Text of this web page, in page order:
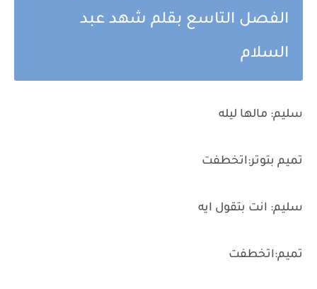
الفصل التاسع بقلم شهد عبد
السلام
سليم: مالها ليله
تميم بتوتر:اتخطفت
سليم: انت بتقول ايه
تميم:اتخطفت